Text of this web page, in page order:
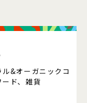
ル&オーガニックコ
ード、雑貨